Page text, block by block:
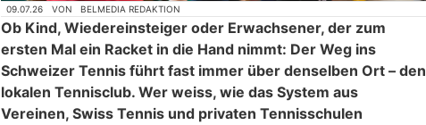
09.07.26 VON BELMEDIA REDAKTION
Ob Kind, Wiedereinsteiger oder Erwachsener, der zum
ersten Mal ein Racket in die Hand nimmt: Der Weg ins
Schweizer Tennis führt fast immer über denselben Ort – den
lokalen Tennisclub. Wer weiss, wie das System aus
Vereinen, Swiss Tennis und privaten Tennisschulen